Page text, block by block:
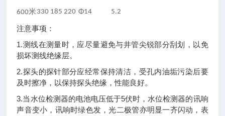
600米 330 185 220 Φ14 5.2
注意事项：
1.测线在测量时，应尽量避免与井管尖锐部分刮划，以免
损坏测线绝缘层。
2.探头的探针部分应经常保持清洁，受孔内油垢污染后要
及时擦净，以保持探头绝缘，性能良好。
3.当水位检测器的电池电压低于5伏时，水位检测器的讯响
声音变小，讯响时绿色发，光二极管亦明显一齐闪动，表